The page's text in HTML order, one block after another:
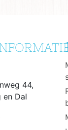
44,
en Dal